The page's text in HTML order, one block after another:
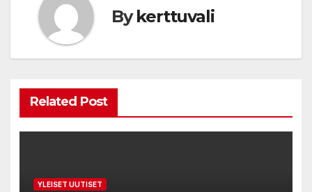
Bykerttuvali
Related Post
YLEISET UUTISET